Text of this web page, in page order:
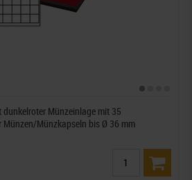
dunkelroter Münzeinlage mit 35
Münzkapseln bis Ø 36 mm